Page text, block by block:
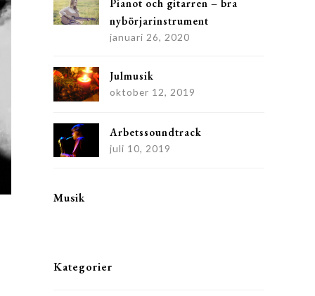
Pianot och gitarren – bra
nybörjarinstrument
januari 26, 2020
Julmusik
oktober 12, 2019
Arbetssoundtrack
juli 10, 2019
Musik
Kategorier